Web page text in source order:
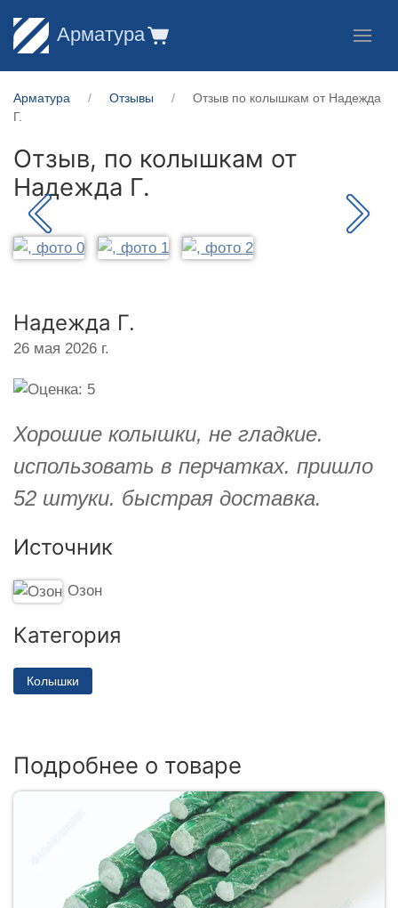
Арматура
Арматура Отзывы
Отзыв по колышкам от Надежда
Г.
Отзыв, по колышкам от
Надежда Г.
Надежда Г.
26 мая 2026 г.
Хорошие колышки, не гладкие.
использовать в перчатках. пришло
52 штуки. быстрая доставка.
Источник
Озон
Категория
Колышки
Подробнее о товаре